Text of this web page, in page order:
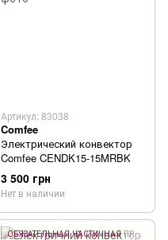
Артикул: 83038
Comfee
Электрический конвектор
Comfee CENDK15-15MRBK
3 500 грн
Нет в наличии
ОБЯЗАТЕЛЬНАЯ ЧАСТИЧНАЯ ПРЕДОПЛАТА 10%